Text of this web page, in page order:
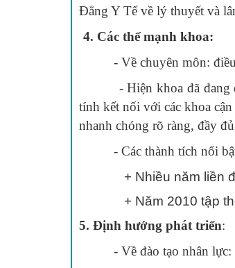
Đẳng Y Tế về lý thuyết và
4. Các thế mạnh khoa:
- Về chuyên môn: điều trị
- Hiện khoa đã đang
tính kết nối với các khoa
nhanh chóng rõ ràng, đầy
- Các thành tích nổi
+ Nhiều năm liền
+ Năm 2010 tập thể
5. Định hướng phát triển:
- Về đào tạo nhân lực: